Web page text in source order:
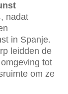
nadat
in Spanje.
leidden de
tot
om ze